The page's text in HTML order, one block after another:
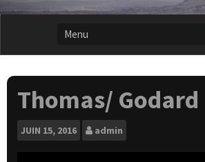
Thomas/ Godard
JUIN 15, 2016 admin